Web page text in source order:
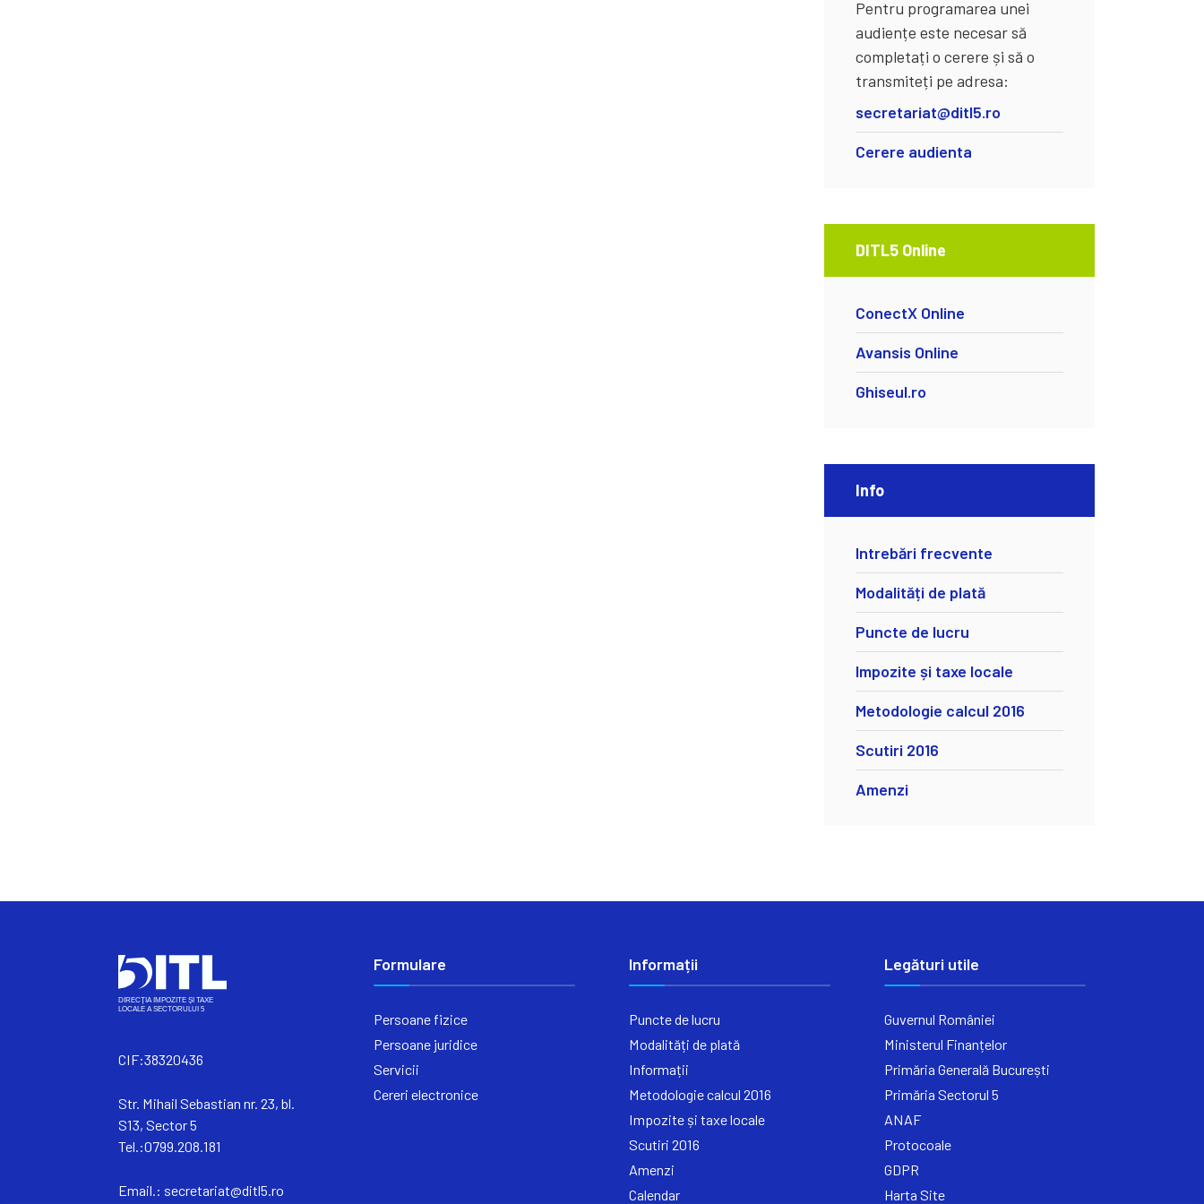
Pentru programarea unei
audiențe este necesar să
completați o cerere și să o
transmiteți pe adresa:
secretariat@ditl5.ro
Cerere audienta
DITL5 Online
ConectX Online
Avansis Online
Ghiseul.ro
Info
Intrebări frecvente
Modalități de plată
Puncte de lucru
Impozite și taxe locale
Metodologie calcul 2016
Scutiri 2016
Amenzi
CIF:38320436
Str. Mihail Sebastian nr. 23, bl.
S13, Sector 5
Tel.:0799.208.181
Email.: secretariat@ditl5.ro
Formulare
Persoane fizice
Persoane juridice
Servicii
Cereri electronice
Informații
Puncte de lucru
Modalități de plată
Informații
Metodologie calcul 2016
Impozite și taxe locale
Scutiri 2016
Amenzi
Calendar
Legături utile
Guvernul României
Ministerul Finanțelor
Primăria Generală București
Primăria Sectorul 5
ANAF
Protocoale
GDPR
Harta Site